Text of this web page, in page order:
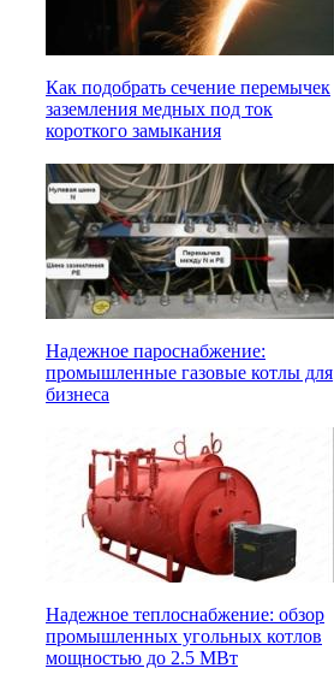
Как подобрать сечение перемычек
заземления медных под ток
короткого замыкания
Надежное пароснабжение:
промышленные газовые котлы для
бизнеса
Надежное теплоснабжение: обзор
промышленных угольных котлов
мощностью до 2.5 МВт